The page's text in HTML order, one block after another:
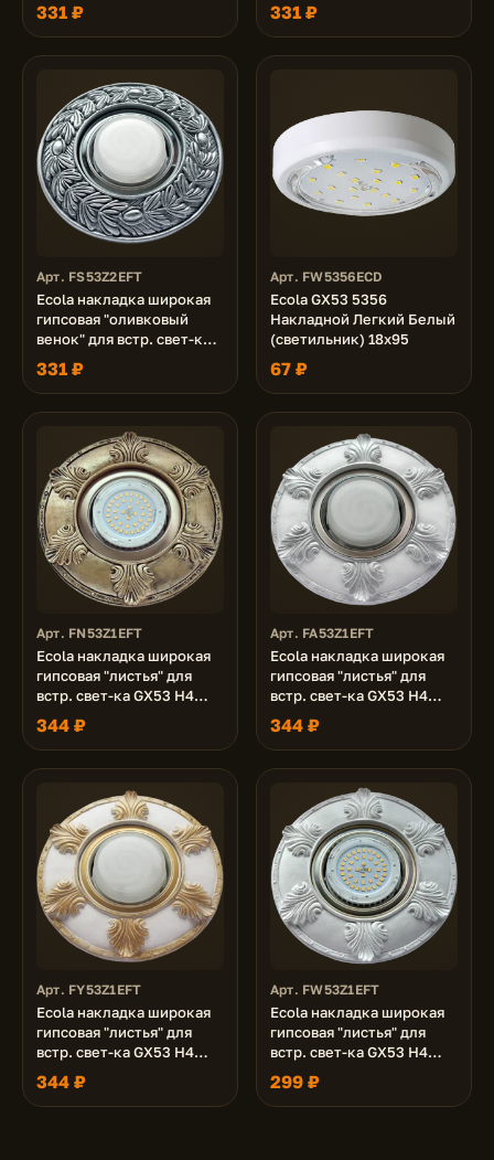
23х195
331 ₽
23х195
331 ₽
Арт. FS53Z2EFT
Ecola накладка широкая
гипсовая "оливковый
венок" для встр. свет-ка
GX53 H4 черненое
серебро 23х195
331 ₽
Арт. FW5356ECD
Ecola GX53 5356
Накладной Легкий Белый
(светильник) 18x95
67 ₽
Арт. FN53Z1EFT
Ecola накладка широкая
гипсовая "листья" для
встр. свет-ка GX53 H4
черненая бронза 19х195
344 ₽
Арт. FA53Z1EFT
Ecola накладка широкая
гипсовая "листья" для
встр. свет-ка GX53 H4
серебро на белом 19х195
344 ₽
Арт. FY53Z1EFT
Ecola накладка широкая
гипсовая "листья" для
встр. свет-ка GX53 H4
золото на белом 19х195
344 ₽
Арт. FW53Z1EFT
Ecola накладка широкая
гипсовая "листья" для
встр. свет-ка GX53 H4
белая 19х195
299 ₽